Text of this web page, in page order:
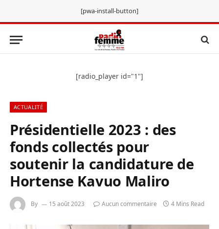
[pwa-install-button]
[radio_player id="1"]
ACTUALITÉ
Présidentielle 2023 : des
fonds collectés pour
soutenir la candidature de
Hortense Kavuo Maliro
By 15 août 2023 Aucun commentaire 4 Mins Read